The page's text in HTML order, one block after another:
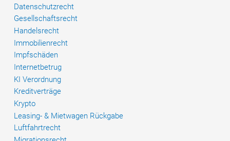
Datenschutzrecht
Gesellschaftsrecht
Handelsrecht
Immobilienrecht
Impfschäden
Internetbetrug
KI Verordnung
Kreditverträge
Krypto
Leasing- & Mietwagen Rückgabe
Luftfahrtrecht